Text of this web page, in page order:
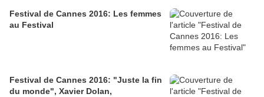
Festival de Cannes 2016: Les femmes
au Festival
Festival de Cannes 2016: "Juste la fin
du monde", Xavier Dolan,